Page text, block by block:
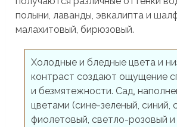
полыни, лаванды, эвкалипта и
малахитовый, бирюзовый.
Холодные и бледные цвета и
контраст создают ощущение
и безмятежности. Сад,
цветами (сине-зеленый, синий,
фиолетовый, светло-розовый